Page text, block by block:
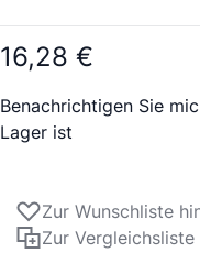
16,28 €
Benachrichtigen Sie
Lager ist
Zur Wunschliste
Zur